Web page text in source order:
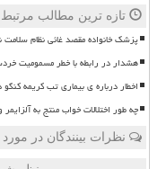
تازه ترین مطالب مرتبط
پزشک خانواده مقصد غائی نظام
هشدار در رابطه با خطر مسمومیت
اخطار درباره ی بیماری تب کریمه
چه طور اختلالات خواب منتج به
نظرات بینندگان در